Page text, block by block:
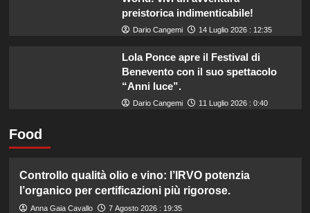
preistorica indimenticabile!
Dario Cangemi 14 Luglio 2026 : 12:35
Lola Ponce apre il Festival di
Benevento con il suo spettacolo
“Anni luce”.
Dario Cangemi 11 Luglio 2026 : 0:40
Food
Controllo qualità olio e vino: l’IRVO potenzia
l’organico per certificazioni più rigorose.
Anna Gaia Cavallo 7 Agosto 2026 : 19:35